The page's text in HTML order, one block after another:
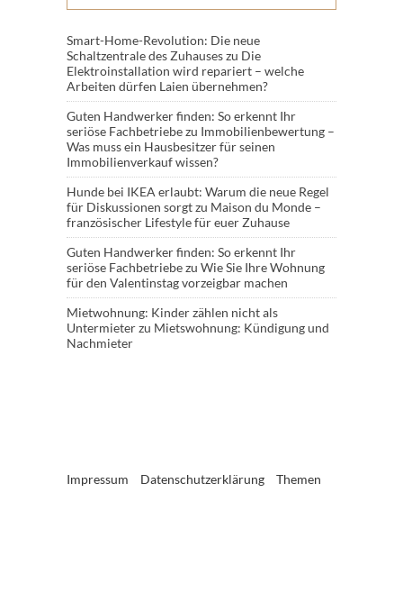
Smart-Home-Revolution: Die neue
Schaltzentrale des Zuhauseszu Die
Elektroinstallation wird repariert – welche
Arbeiten dürfen Laien übernehmen?
Guten Handwerker finden: So erkennt Ihr
seriöse Fachbetriebezu Immobilienbewertung –
Was muss ein Hausbesitzer für seinen
Immobilienverkauf wissen?
Hunde bei IKEA erlaubt: Warum die neue Regel
für Diskussionen sorgtzu Maison du Monde –
französischer Lifestyle für euer Zuhause
Guten Handwerker finden: So erkennt Ihr
seriöse Fachbetriebezu Wie Sie Ihre Wohnung
für den Valentinstag vorzeigbar machen
Mietwohnung: Kinder zählen nicht als
Untermieterzu Mietswohnung: Kündigung und
Nachmieter
Impressum Datenschutzerklärung Themen